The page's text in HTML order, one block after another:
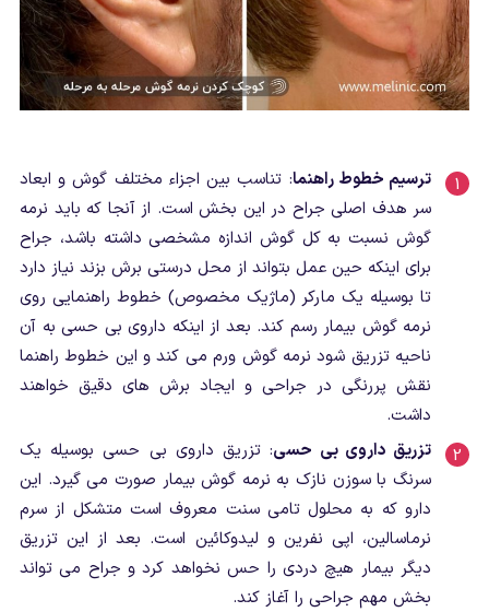
ترسیم خطوط راهنما: تناسب بین اجزاء مختلف گوش و ابعاد
سر هدف اصلی جراح در این بخش است. از آنجا که باید نرمه
گوش نسبت به کل گوش اندازه مشخصی داشته باشد، جراح
برای اینکه حین عمل بتواند از محل درستی برش بزند نیاز دارد
تا بوسیله یک مارکر (ماژیک مخصوص) خطوط راهنمایی روی
نرمه گوش بیمار رسم کند. بعد از اینکه داروی بی حسی به آن
ناحیه تزریق شود نرمه گوش ورم می کند و این خطوط راهنما
نقش پررنگی در جراحی و ایجاد برش های دقیق خواهند
داشت.
تزریق داروی بی حسی: تزریق داروی بی حسی بوسیله یک
سرنگ با سوزن نازک به نرمه گوش بیمار صورت می گیرد. این
دارو که به محلول تامی سنت معروف است متشکل از سرم
نرماسالین، اپی نفرین و لیدوکائین است. بعد از این تزریق
دیگر بیمار هیچ دردی را حس نخواهد کرد و جراح می تواند
بخش مهم جراحی را آغاز کند.